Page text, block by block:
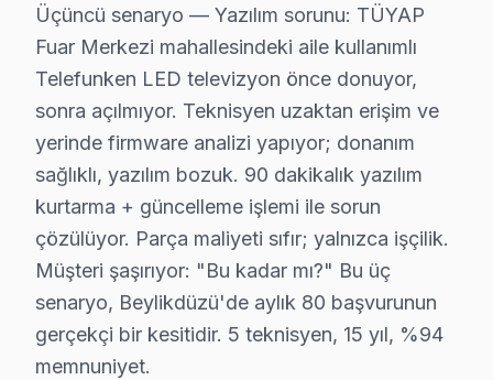
Müşterinin televizyonunda ayrıca, güç kartı ve T-
Beylikdüzü Müşterilerinin Telefunken Servis
Yukarıda bahsettiğimiz müşteri, televizyonunun
Beylikdüzü bölgesindeki müşterilerimiz, yerinde tamir
Beylikdüzü Telefunken servis - TV Tamiri
Telefunken marka ekran'niz var. Beylikdüzü'da
İlk düşünce: "Yenisini mi alsam?" İkinci düşünce:
Tamir edilebilir olduğu ücretsiz teşhisle anlaşılır.
Üçüncü senaryo — Yazılım sorunu: TÜYAP
Fuar Merkezi mahallesindeki aile kullanımlı
Telefunken LED televizyon önce donuyor,
sonra açılmıyor. Teknisyen uzaktan erişim ve
yerinde firmware analizi yapıyor; donanım
sağlıklı, yazılım bozuk. 90 dakikalık yazılım
kurtarma + güncelleme işlemi ile sorun
çözülüyor. Parça maliyeti sıfır; yalnızca işçilik.
Müşteri şaşırıyor: "Bu kadar mı?" Bu üç
senaryo, Beylikdüzü'de aylık 80 başvurunun
gerçekçi bir kesitidir. 5 teknisyen, 15 yıl, %94
memnuniyet.